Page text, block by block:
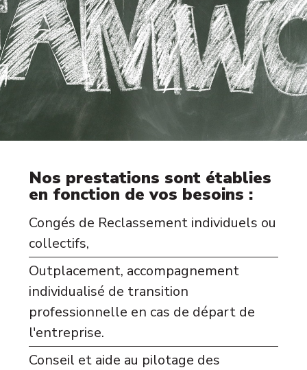
Nos prestations sont établies
en fonction de vos besoins :
Congés de Reclassement individuels ou
collectifs,
Outplacement, accompagnement
individualisé de transition
professionnelle en cas de départ de
l'entreprise.
Conseil et aide au pilotage des